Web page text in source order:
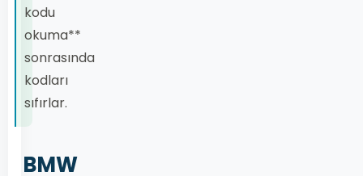
kodu
okuma**
sonrasında
kodları
sıfırlar.
BMW